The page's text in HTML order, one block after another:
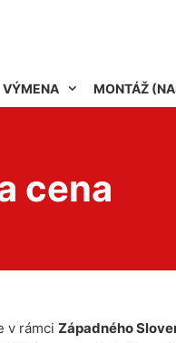
VÝMENA MONTÁŽ
cena
v rámci Západného